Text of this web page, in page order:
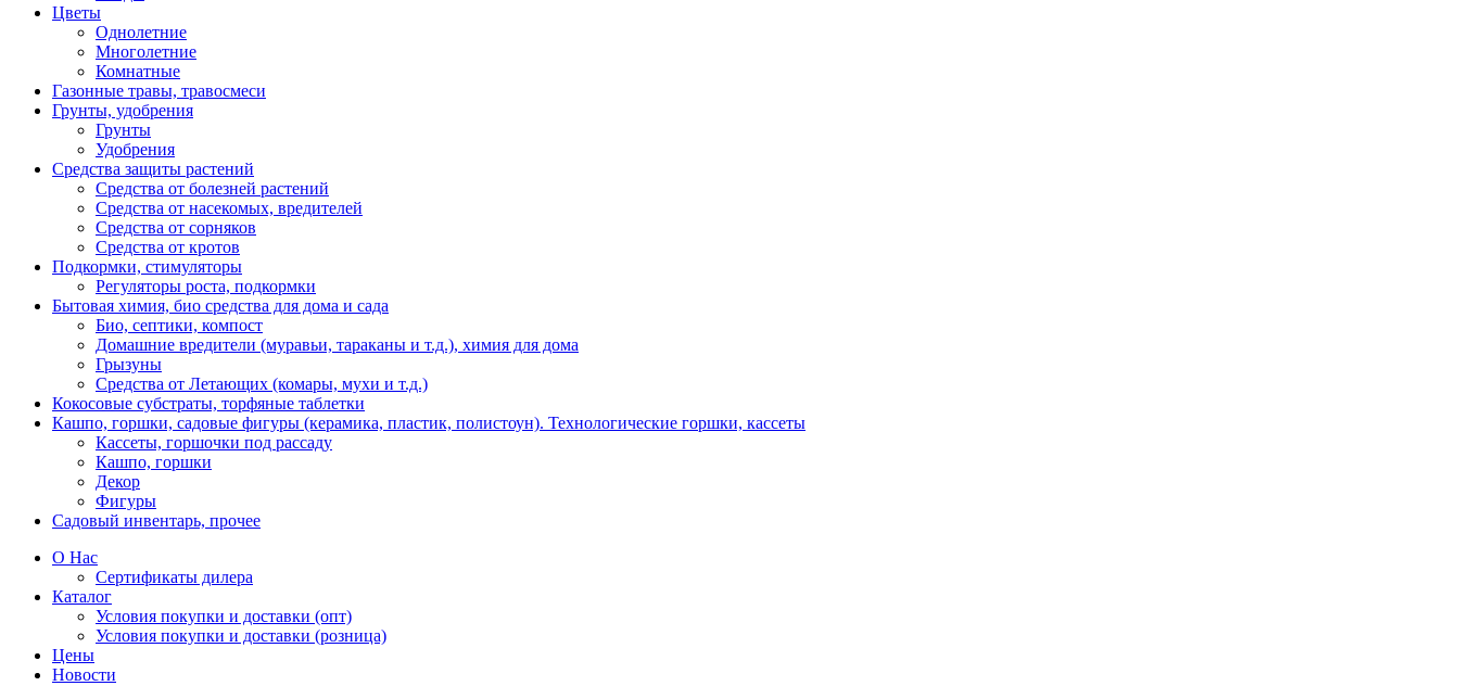
Цветы
Однолетние
Многолетние
Комнатные
Газонные травы, травосмеси
Грунты, удобрения
Грунты
Удобрения
Средства защиты растений
Средства от болезней растений
Средства от насекомых, вредителей
Средства от сорняков
Средства от кротов
Подкормки, стимуляторы
Регуляторы роста, подкормки
Бытовая химия, био средства для дома и сада
Био, септики, компост
Домашние вредители (муравьи, тараканы и т.д.), химия для дома
Грызуны
Средства от Летающих (комары, мухи и т.д.)
Кокосовые субстраты, торфяные таблетки
Кашпо, горшки, садовые фигуры (керамика, пластик, полистоун). Технологические горшки, кассеты
Кассеты, горшочки под рассаду
Кашпо, горшки
Декор
Фигуры
Садовый инвентарь, прочее
О Нас
Сертификаты дилера
Каталог
Условия покупки и доставки (опт)
Условия покупки и доставки (розница)
Цены
Новости